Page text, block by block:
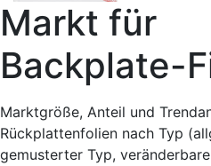
Markt für
Backplate-
Marktgröße, Anteil und
Rückplattenfolien nach Typ
gemusterter Typ,